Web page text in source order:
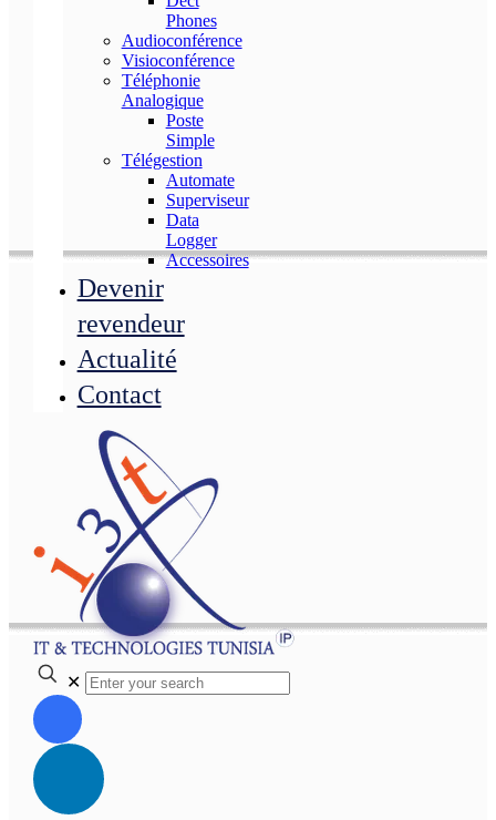
Phones
Audioconférence
Visioconférence
Téléphonie
Analogique
Poste
Simple
Télégestion
Automate
Superviseur
Data
Logger
Accessoires
Devenir
revendeur
Actualité
Contact
✕